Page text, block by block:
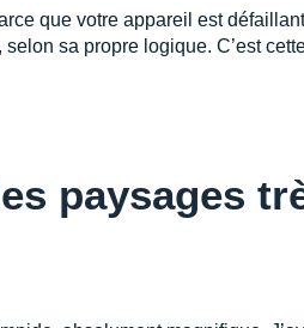
que votre appareil est
sa propre logique. C’est
paysages